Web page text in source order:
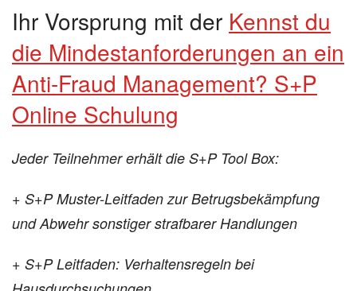
Ihr Vorsprung mit der Kennst du
die Mindestanforderungen an ein
Anti-Fraud Management? S+P
Online Schulung
Jeder Teilnehmer erhält die S+P Tool Box:
+ S+P Muster-Leitfaden zur Betrugsbekämpfung
und Abwehr sonstiger strafbarer Handlungen
+ S+P Leitfaden: Verhaltensregeln bei